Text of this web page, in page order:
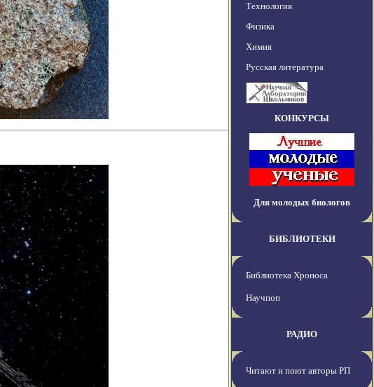
Технология
Физика
Химия
Русская литература
КОНКУРСЫ
Для молодых биологов
БИБЛИОТЕКИ
Библиотека Хроноса
Научпоп
РАДИО
Читают и поют авторы РП